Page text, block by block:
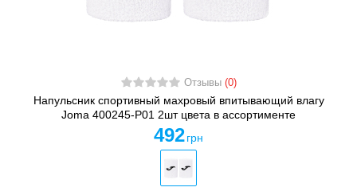
Отзывы (0)
Напульсник спортивный махровый впитывающий влагу
Joma 400245-P01 2шт цвета в ассортименте
492 грн